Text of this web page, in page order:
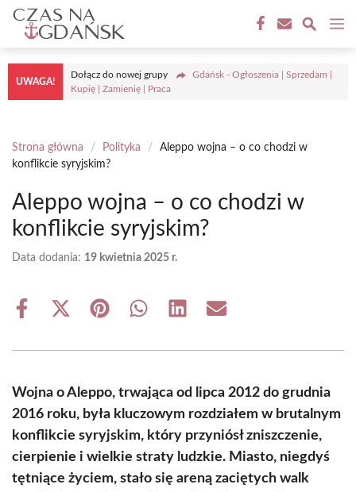
Przejdź
treści
UWAGA!
Dołącz do nowej grupy
Gdańsk - Ogłoszenia | Sprzedam |
Kupię | Zamienię | Praca
Strona główna / Polityka /
Aleppo wojna – o co chodzi w
konflikcie syryjskim?
Aleppo wojna – o co chodzi w
konflikcie syryjskim?
Data dodania: 19 kwietnia 2025 r.
Share
Share
(Twitter)
Share Share Share Share
Wojna o Aleppo, trwająca od lipca 2012 do grudnia
2016 roku, była kluczowym rozdziałem w brutalnym
konflikcie syryjskim, który przyniósł zniszczenie,
cierpienie i wielkie straty ludzkie. Miasto, niegdyś
tętniące życiem, stało się areną zaciętych walk